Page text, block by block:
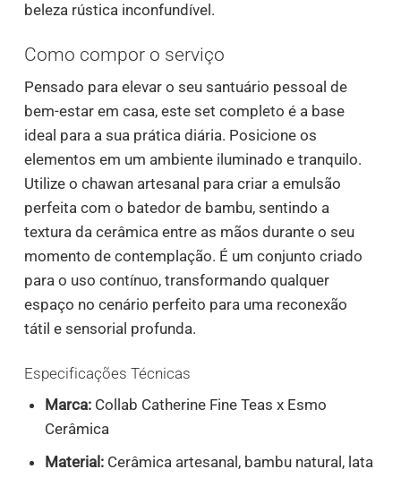
beleza rústica inconfundível.
Como compor o serviço
Pensado para elevar o seu santuário pessoal de
bem-estar em casa, este set completo é a base
ideal para a sua prática diária. Posicione os
elementos em um ambiente iluminado e tranquilo.
Utilize o chawan artesanal para criar a emulsão
perfeita com o batedor de bambu, sentindo a
textura da cerâmica entre as mãos durante o seu
momento de contemplação. É um conjunto criado
para o uso contínuo, transformando qualquer
espaço no cenário perfeito para uma reconexão
tátil e sensorial profunda.
Especificações Técnicas
Marca:Collab Catherine Fine Teas x Esmo
Cerâmica
Material:Cerâmica artesanal, bambu natural, lata